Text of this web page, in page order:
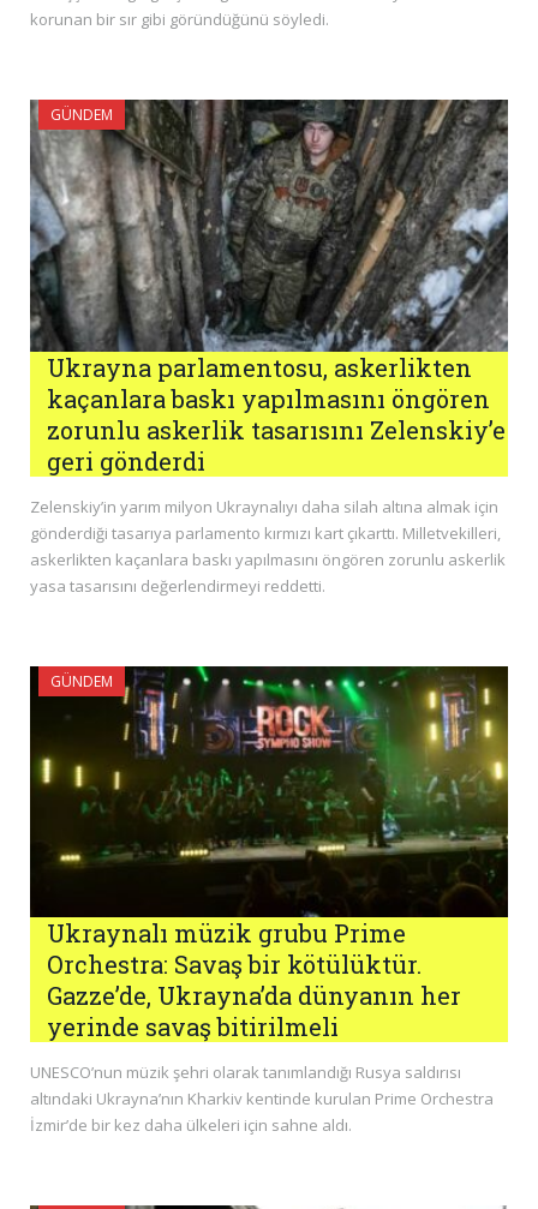
korunan bir sır gibi göründüğünü söyledi.
GÜNDEM
Ukrayna parlamentosu, askerlikten
kaçanlara baskı yapılmasını öngören
zorunlu askerlik tasarısını Zelenskiy’e
geri gönderdi
Zelenskiy’in yarım milyon Ukraynalıyı daha silah altına almak için
gönderdiği tasarıya parlamento kırmızı kart çıkarttı. Milletvekilleri,
askerlikten kaçanlara baskı yapılmasını öngören zorunlu askerlik
yasa tasarısını değerlendirmeyi reddetti.
GÜNDEM
Ukraynalı müzik grubu Prime
Orchestra: Savaş bir kötülüktür.
Gazze’de, Ukrayna’da dünyanın her
yerinde savaş bitirilmeli
UNESCO’nun müzik şehri olarak tanımlandığı Rusya saldırısı
altındaki Ukrayna’nın Kharkiv kentinde kurulan Prime Orchestra
İzmir’de bir kez daha ülkeleri için sahne aldı.